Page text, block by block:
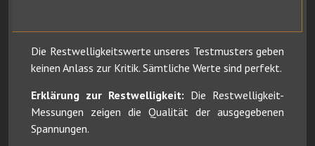
Die Restwelligkeitswerte unseres Testmusters geben
keinen Anlass zur Kritik. Sämtliche Werte sind perfekt.
Erklärung zur Restwelligkeit: Die Restwelligkeit-
Messungen zeigen die Qualität der ausgegebenen
Spannungen.